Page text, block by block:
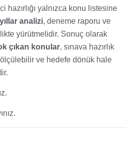
hazırlığı yalnızca konu listesine
analizi, deneme raporu ve
yürütmelidir. Sonuç olarak
çıkan konular, sınava hazırlık
ve hedefe dönük hale